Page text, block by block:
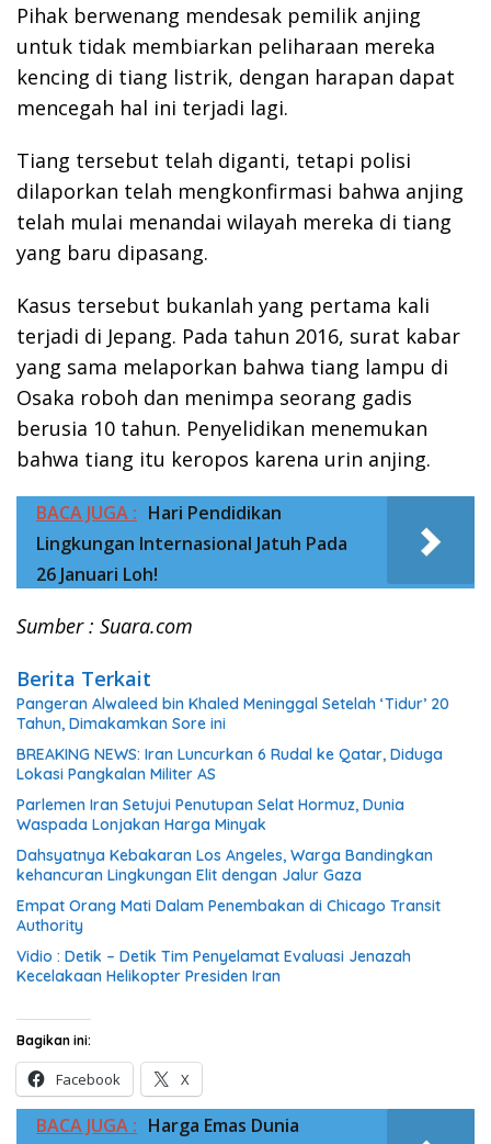
Pihak berwenang mendesak pemilik anjing
untuk tidak membiarkan peliharaan mereka
kencing di tiang listrik, dengan harapan dapat
mencegah hal ini terjadi lagi.
Tiang tersebut telah diganti, tetapi polisi
dilaporkan telah mengkonfirmasi bahwa anjing
telah mulai menandai wilayah mereka di tiang
yang baru dipasang.
Kasus tersebut bukanlah yang pertama kali
terjadi di Jepang. Pada tahun 2016, surat kabar
yang sama melaporkan bahwa tiang lampu di
Osaka roboh dan menimpa seorang gadis
berusia 10 tahun. Penyelidikan menemukan
bahwa tiang itu keropos karena urin anjing.
BACA JUGA : Hari Pendidikan
Lingkungan Internasional Jatuh Pada
26 Januari Loh!
Sumber : Suara.com
Berita Terkait
Pangeran Alwaleed bin Khaled Meninggal Setelah ‘Tidur’ 20
Tahun, Dimakamkan Sore ini
BREAKING NEWS: Iran Luncurkan 6 Rudal ke Qatar, Diduga
Lokasi Pangkalan Militer AS
Parlemen Iran Setujui Penutupan Selat Hormuz, Dunia
Waspada Lonjakan Harga Minyak
Dahsyatnya Kebakaran Los Angeles, Warga Bandingkan
kehancuran Lingkungan Elit dengan Jalur Gaza
Empat Orang Mati Dalam Penembakan di Chicago Transit
Authority
Vidio : Detik – Detik Tim Penyelamat Evaluasi Jenazah
Kecelakaan Helikopter Presiden Iran
Bagikan ini:
Facebook X
BACA JUGA : Harga Emas Dunia